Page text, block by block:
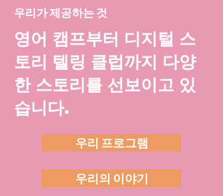
우리가 제공하는 것
영어 캠프부터 디지털 스
토리 텔링 클럽까지 다양
한 스토리를 선보이고 있
습니다.
우리 프로그램
우리의 이야기